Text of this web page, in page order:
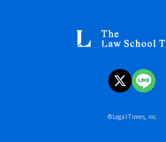
©︎Legal Times, inc